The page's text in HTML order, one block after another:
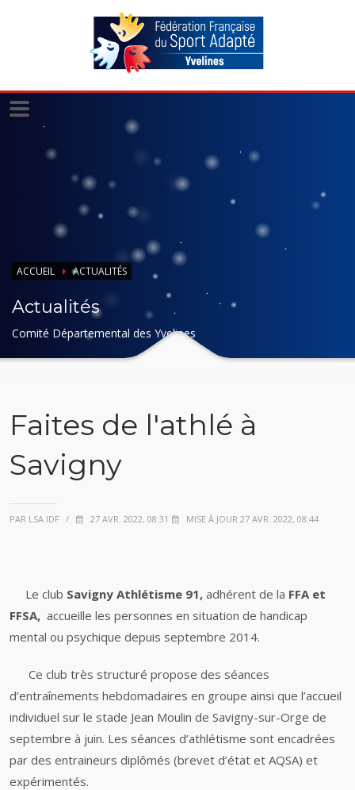
ACCUEIL ACTUALITÉS
Actualités
Comité Départemental des Yvelines
Faites de l'athlé à
Savigny
PAR LSA IDF / 27 AVR. 2022, 08:31 MISE À JOUR 27 AVR. 2022, 08:44
Le club Savigny Athlétisme 91, adhérent de la FFA et
FFSA, accueille les personnes en situation de handicap
mental ou psychique depuis septembre 2014.
Ce club très structuré propose des séances
d’entraînements hebdomadaires en groupe ainsi que l’accueil
individuel sur le stade Jean Moulin de Savigny-sur-Orge de
septembre à juin. Les séances d’athlétisme sont encadrées
par des entraineurs diplômés (brevet d’état et AQSA) et
expérimentés.
Panneau de gestion des cookies